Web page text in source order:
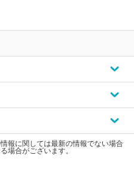
報に関しては最新の情報でない場合
場合がございます。